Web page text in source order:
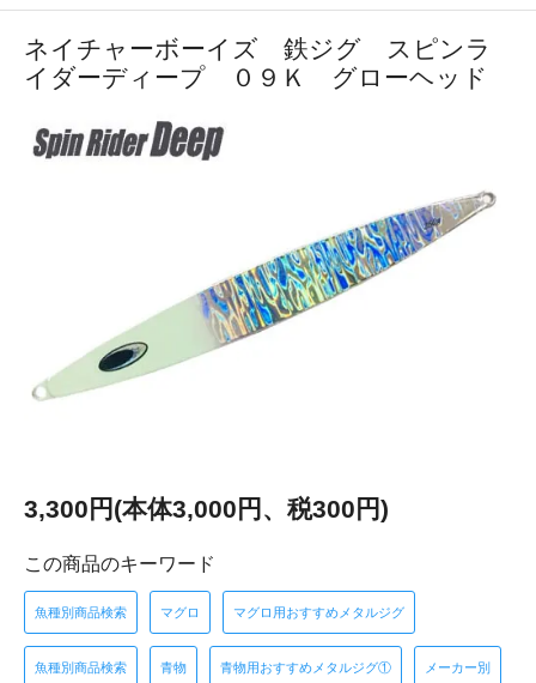
ネイチャーボーイズ 鉄ジグ スピンラ
イダーディープ ０９Ｋ グローヘッド
3,300円(本体3,000円、税300円)
この商品のキーワード
魚種別商品検索 マグロ マグロ用おすすめメタルジグ
魚種別商品検索 青物 青物用おすすめメタルジグ① メーカー別